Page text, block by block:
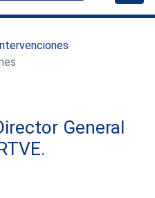
General